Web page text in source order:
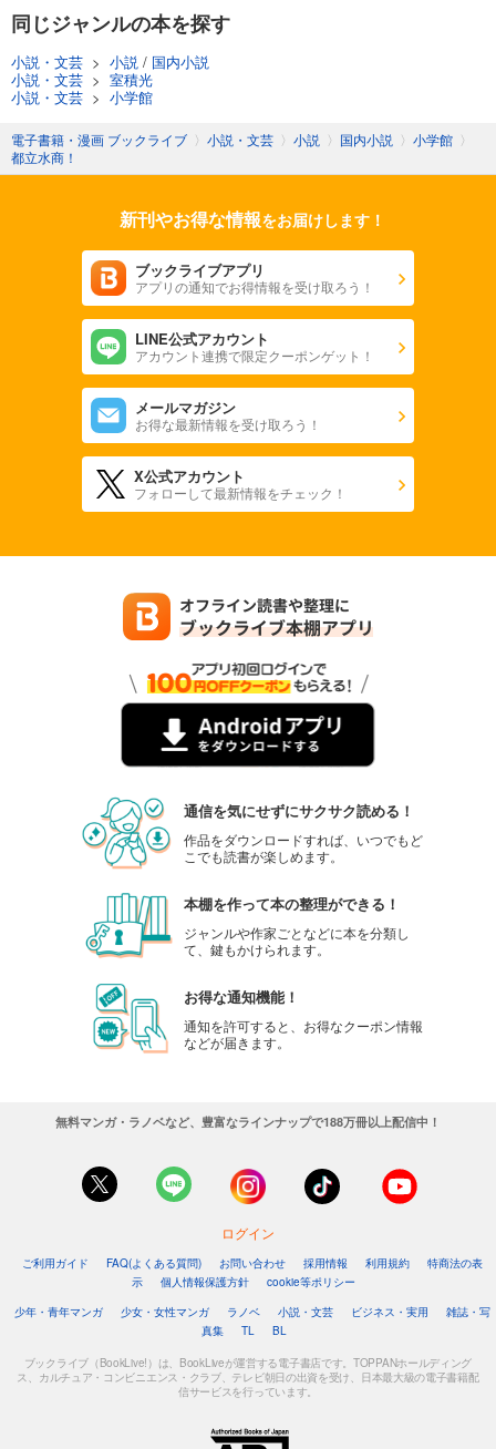
同じジャンルの本を探す
小説・文芸 > 小説 / 国内小説
小説・文芸 > 室積光
小説・文芸 > 小学館
電子書籍・漫画 ブックライブ 〉 小説・文芸 〉 小説 〉 国内小説 〉 小学館 〉
都立水商！
新刊やお得な情報をお届けします！
ブックライブアプリ
アプリの通知でお得情報を受け取ろう！
LINE公式アカウント
アカウント連携で限定クーポンゲット！
メールマガジン
お得な最新情報を受け取ろう！
X公式アカウント
フォローして最新情報をチェック！
通信を気にせずにサクサク読める！
作品をダウンロードすれば、いつでもど
こでも読書が楽しめます。
本棚を作って本の整理ができる！
ジャンルや作家ごとなどに本を分類し
て、鍵もかけられます。
お得な通知機能！
通知を許可すると、お得なクーポン情報
などが届きます。
無料マンガ・ラノベなど、豊富なラインナップで188万冊以上配信中！
ログイン
ご利用ガイド FAQ(よくある質問) お問い合わせ 採用情報 利用規約
特商法の表
示
個人情報保護方針
cookie等ポリシー
少年・青年マンガ
少女・女性マンガ ラノベ 小説・文芸 ビジネス・実用
雑誌・写
真集
TL BL
ブックライブ（BookLive!）は、BookLiveが運営する電子書店です。TOPPANホールディング
ス、カルチュア・コンビニエンス・クラブ、テレビ朝日の出資を受け、日本最大級の電子書籍配
信サービスを行っています。